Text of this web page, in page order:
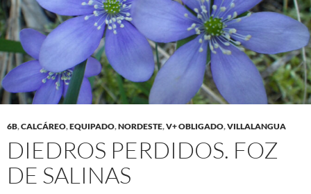
6B,CALCÁREO,EQUIPADO,NORDESTE,V+ OBLIGADO,VILLALANGUA
DIEDROS PERDIDOS. FOZ
DE SALINAS